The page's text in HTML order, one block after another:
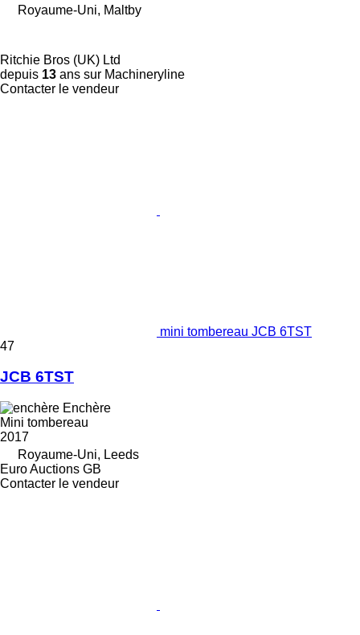
Royaume-Uni, Maltby
Ritchie Bros (UK) Ltd
depuis 13 ans sur Machineryline
Contacter le vendeur
mini tombereau JCB 6TST
47
JCB 6TST
Enchère
Mini tombereau
2017
Royaume-Uni, Leeds
Euro Auctions GB
Contacter le vendeur